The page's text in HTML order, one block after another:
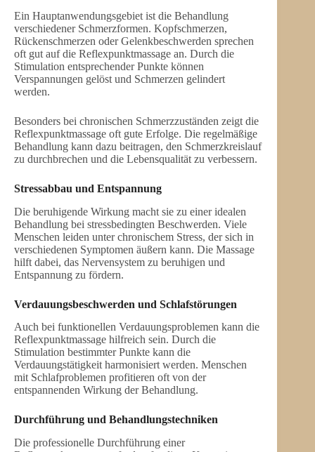
Ein Hauptanwendungsgebiet ist die Behandlung
verschiedener Schmerzformen. Kopfschmerzen,
Rückenschmerzen oder Gelenkbeschwerden sprechen
oft gut auf die Reflexpunktmassage an. Durch die
Stimulation entsprechender Punkte können
Verspannungen gelöst und Schmerzen gelindert
werden.
Besonders bei chronischen Schmerzzuständen zeigt die
Reflexpunktmassage oft gute Erfolge. Die regelmäßige
Behandlung kann dazu beitragen, den Schmerzkreislauf
zu durchbrechen und die Lebensqualität zu verbessern.
Stressabbau und Entspannung
Die beruhigende Wirkung macht sie zu einer idealen
Behandlung bei stressbedingten Beschwerden. Viele
Menschen leiden unter chronischem Stress, der sich in
verschiedenen Symptomen äußern kann. Die Massage
hilft dabei, das Nervensystem zu beruhigen und
Entspannung zu fördern.
Verdauungsbeschwerden und Schlafstörungen
Auch bei funktionellen Verdauungsproblemen kann die
Reflexpunktmassage hilfreich sein. Durch die
Stimulation bestimmter Punkte kann die
Verdauungstätigkeit harmonisiert werden. Menschen
mit Schlafproblemen profitieren oft von der
entspannenden Wirkung der Behandlung.
Durchführung und Behandlungstechniken
Die professionelle Durchführung einer